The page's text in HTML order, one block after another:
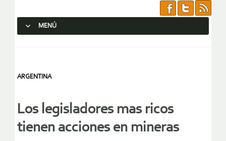
MENÚ
ARGENTINA
Los legisladores mas ricos
tienen acciones en mineras